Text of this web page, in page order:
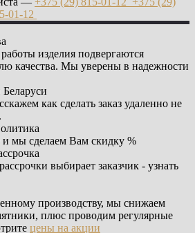
01-12
изделия подвергаются
качества. Мы уверены в надежности
Беларуси
как сделать заказ удаленно не
и мы сделаем Вам скидку %
выбирает заказчик - узнать
производству, мы снижаем
плюс проводим регулярные
цены на акции